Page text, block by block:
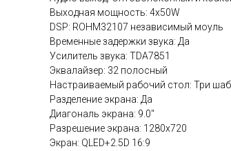
Выходная мощность: 4x50W
DSP: ROHM32107 независимый моуль
Временные задержки звука: Да
Усилитель звука: TDA7851
Эквалайзер: 32 полосный
Настраиваемый рабочий стол: Три
Разделение экрана: Да
Диагональ экрана: 9.0"
Разрешение экрана: 1280x720
Экран: QLED+2.5D 16:9